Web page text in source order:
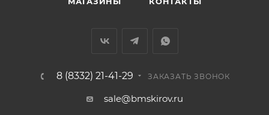
отсутствии подъездных путей поставщик вправе
Доставка заказов по России не осуществляется.
8 (8332) 21-41-29 ЗАКАЗАТЬ ЗВОНОК
sale@bmskirov.ru